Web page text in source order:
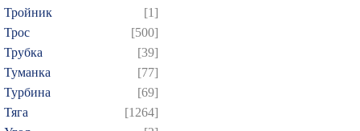
Тройник
[1]
Трос
[500]
Трубка
[39]
Туманка
[77]
Турбина
[69]
Тяга
[1264]